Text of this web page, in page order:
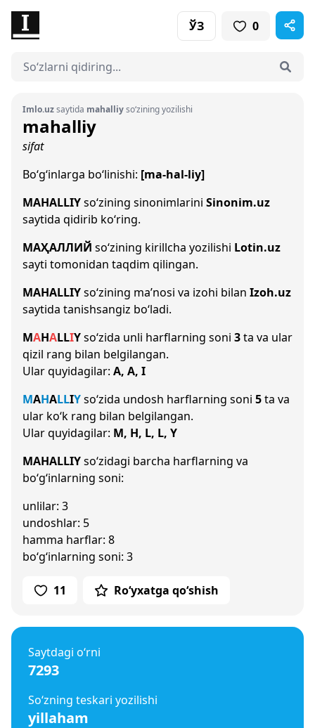
ЎЗ 0
Imlo.uzsaytida mahalliyso‘zining yozilishi
mahalliy
sifat
Bo‘g‘inlarga bo‘linishi: [ma-hal-liy]
MAHALLIYso‘zining sinonimlarini Sinonim.uz
saytida qidirib ko‘ring.
МАҲАЛЛИЙ so‘zining kirillcha yozilishi Lotin.uz
sayti tomonidan taqdim qilingan.
MAHALLIYso‘zining ma’nosi va izohi bilan Izoh.uz
saytida tanishsangiz bo‘ladi.
MAHALLIYso‘zida unli harflarning soni 3ta va ular
qizil rang bilan belgilangan.
Ular quyidagilar: A, A, I
MAHALLIYso‘zida undosh harflarning soni 5ta va
ular ko‘k rang bilan belgilangan.
Ular quyidagilar: M, H, L, L, Y
MAHALLIYso‘zidagi barcha harflarning va
bo‘g‘inlarning soni:
unlilar: 3
undoshlar: 5
hamma harflar: 8
bo‘g‘inlarning soni: 3
11 Ro‘yxatga qo‘shish
Saytdagi o‘rni
7293
So‘zning teskari yozilishi
yillaham